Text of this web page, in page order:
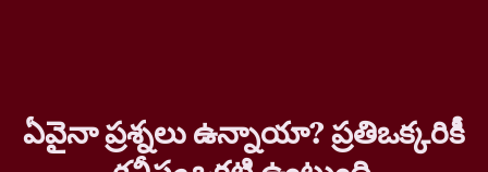
ఏవైనా ప్రశ్నలు ఉన్నాయా? ప్రతిఒక్కరికీ